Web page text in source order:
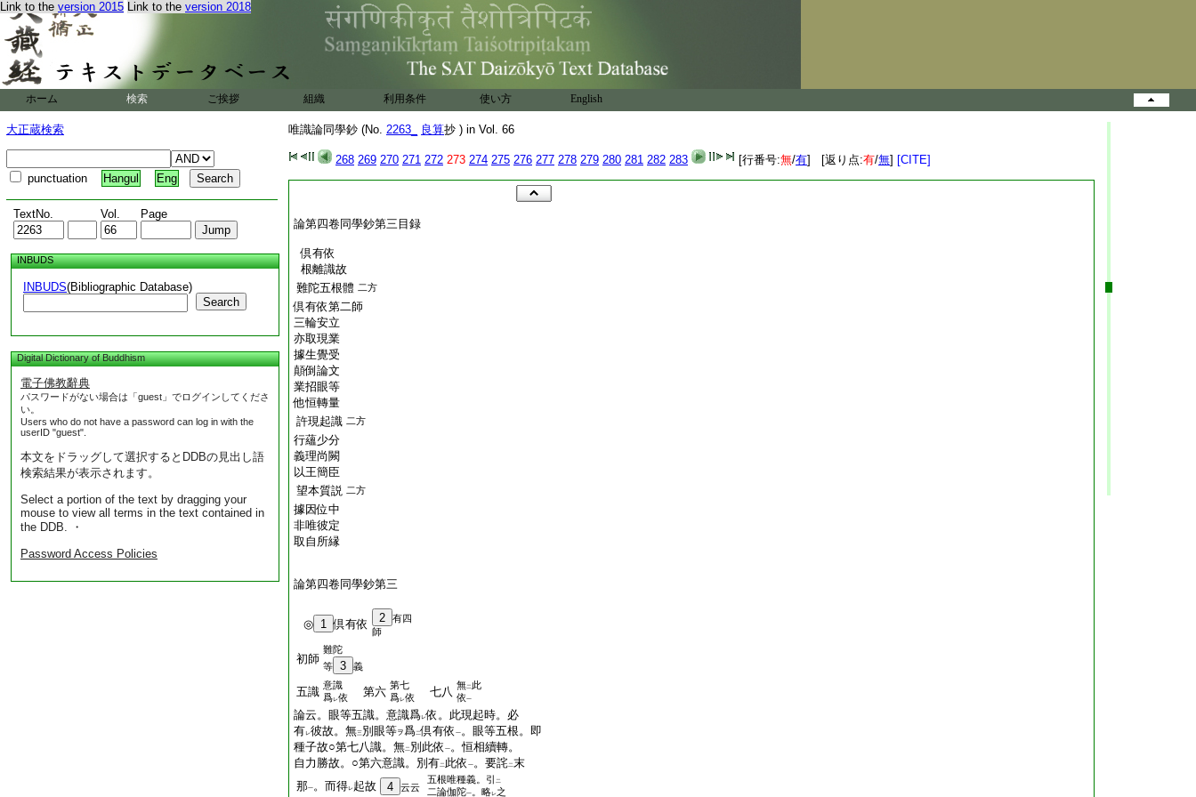
Link to the version 2015 Link to the version 2018
ホーム 検索 ご挨拶 組織 利用条件 使い方 English
大正蔵検索
punctuation Hangul Eng
TextNo. Vol. Page
INBUDS
INBUDS(Bibliographic Database)
Search
Digital Dictionary of Buddhism
電子佛教辭典
パスワードがない場合は「guest」でログインしてくださ
い。
Users who do not have a password can log in with the
userID "guest".
本文をドラッグして選択するとDDBの見出し語
検索結果が表示されます。
Select a portion of the text by dragging your
mouse to view all terms in the text contained in
the DDB. ・
Password Access Policies
唯識論同學鈔 (No. 2263_ 良算抄 ) in Vol. 66
268 269 270 271 272 273 274 275 276 277 278 279 280 281 282 283 [行番号:無/有] [返り点:有/無] [CITE]
論第四卷同學鈔第三目録
倶有依
根離識故
難陀五根體 二方
倶有依第二師
三輪安立
亦取現業
據生覺受
顛倒論文
業招眼等
他恒轉量
許現起識 二方
行蘊少分
義理尚闕
以王簡臣
望本質説 二方
據因位中
非唯彼定
取自所縁
論第四卷同學鈔第三
◎ 1 倶有依 2
有四
師
初師
難陀
等
3 義
五識 意識
爲レ依 第六 第七
爲レ依 七八 無二 此
依一
論云。眼等五識。意識爲レ依。此現起時。必
有レ彼故。無三別眼等ヲ爲二倶有依 一。眼等五根。即
種子故○第七八識。無二 別此依 一。恒相續轉。
自力勝故。○第六意識。別有二 此依 一。要詫二末
那一。而得レ起故 4 云云
五根唯種義。引 二
二論伽陀一 。略レ之